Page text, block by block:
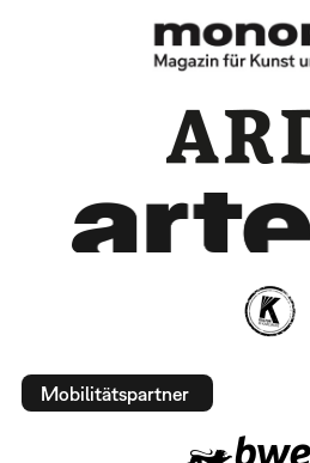
Mobilitätspartner